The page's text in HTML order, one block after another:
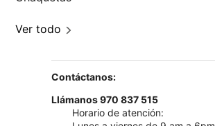
Ver todo
Contáctanos:
Llámanos 970 837 515
Horario de atención: